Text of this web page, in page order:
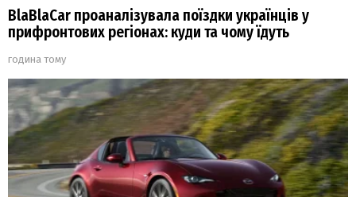
BlaBlaCar проаналізувала поїздки українців у
прифронтових регіонах: куди та чому їдуть
година тому